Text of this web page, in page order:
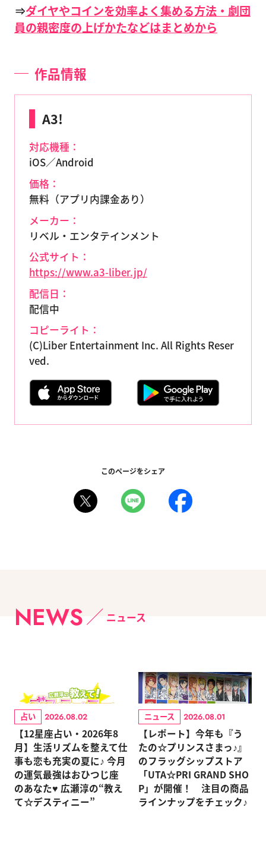
⇒ダイヤやコインを効率よく集める方法・劇団
員の親密度の上げかたなどはまとめから
作品情報
A3!
対応機種：
iOS／Android
価格：
無料（アプリ内課金あり）
メーカー：
リベル・エンタテインメント
公式サイト：
https://www.a3-liber.jp/
配信日：
配信中
コピーライト：
(C)Liber Entertainment Inc. All Rights Reser
ved.
このページをシェア
NEWS ニュース
占い 2026.08.02
【12星座占い・2026年8
月】生活リズムを整えて仕
事も恋も充実の夏に♪ 今月
の運気最強はおひつじ座
のあなた♥ 広瀬淳の“教え
て☆デスティニー”
ニュース 2026.08.01
【レポート】今年も『う
たの☆プリンスさまっ♪』
のフラッグシップストア
「UTA☆PRI GRAND SHO
P」が開催！ 注目の商品
ラインナップをチェック♪